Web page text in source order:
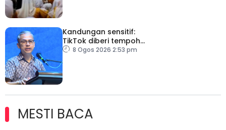
Kandungan sensitif:
TikTok diberi tempoh
perkukuh sistem
8 Ogos 2026 2:53 pm
MESTI BACA